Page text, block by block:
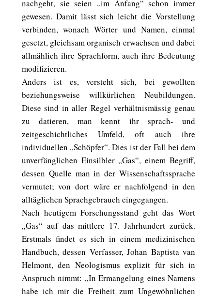
nachgeht, sie seien „im Anfang“ schon immer
gewesen. Damit lässt sich leicht die Vorstellung
verbinden, wonach Wörter und Namen, einmal
gesetzt, gleichsam organisch erwachsen und dabei
allmählich ihre Sprachform, auch ihre Bedeutung
modifizieren.
Anders ist es, versteht sich, bei gewollten
beziehungsweise willkürlichen Neubildungen.
Diese sind in aller Regel verhältnismässig genau
zu datieren, man kennt ihr sprach- und
zeitgeschichtliches Umfeld, oft auch ihre
individuellen „Schöpfer“. Dies ist der Fall bei dem
unverfänglichen Einsilbler „Gas“, einem Begriff,
dessen Quelle man in der Wissenschaftssprache
vermutet; von dort wäre er nachfolgend in den
alltäglichen Sprachgebrauch eingegangen.
Nach heutigem Forschungsstand geht das Wort
„Gas“ auf das mittlere 17. Jahrhundert zurück.
Erstmals findet es sich in einem medizinischen
Handbuch, dessen Verfasser, Johan Baptista van
Helmont, den Neologismus explizit für sich in
Anspruch nimmt: „In Ermangelung eines Namens
habe ich mir die Freiheit zum Ungewöhnlichen